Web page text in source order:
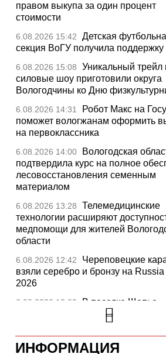
правом выкупа за один процент
стоимости
6.08.2026 15:42
Детская
секция ВоГУ получила
6.08.2026 15:08
Уникальный трейл
силовые шоу приготовили округа
Вологодчины ко Дню
6.08.2026 14:31
Робот Макс на
поможет вологжанам оформить
на первоклассника
6.08.2026 14:00
Вологодская
подтвердила курс на полное
лесовосстановления семенным
материалом
6.08.2026 13:28
Телемедицинские
технологии расширяют
медпомощи для жителей
области
6.08.2026 12:42
Череповецкие
взяли серебро и бронзу на
2026
6.08.2026 12:09
В поселке Щепье
Бабаевского округа открыли
отремонтированный мост
6.08.2026 11:44 Вологодская
ИНФОРМАЦИЯ